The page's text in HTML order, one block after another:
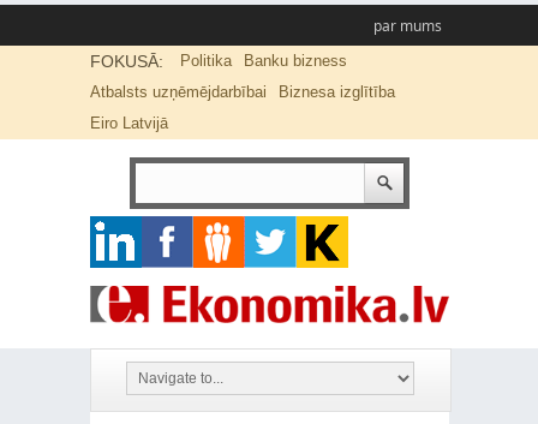
par mums
FOKUSĀ: Politika
Banku bizness
Atbalsts uzņēmējdarbībai
Biznesa izglītība
Eiro Latvijā